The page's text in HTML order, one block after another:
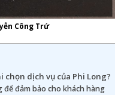
Công Trứ
chọn dịch vụ của Phi Long?
để đảm bảo cho khách hàng